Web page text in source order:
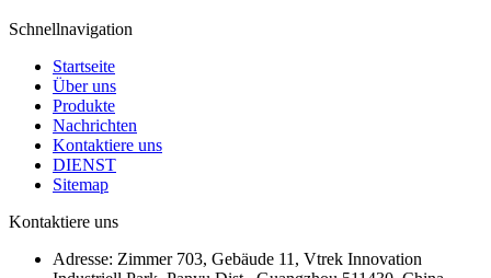
Schnellnavigation
Startseite
Über uns
Produkte
Nachrichten
Kontaktiere uns
DIENST
Sitemap
Kontaktiere uns
Adresse: Zimmer 703, Gebäude 11, Vtrek Innovation